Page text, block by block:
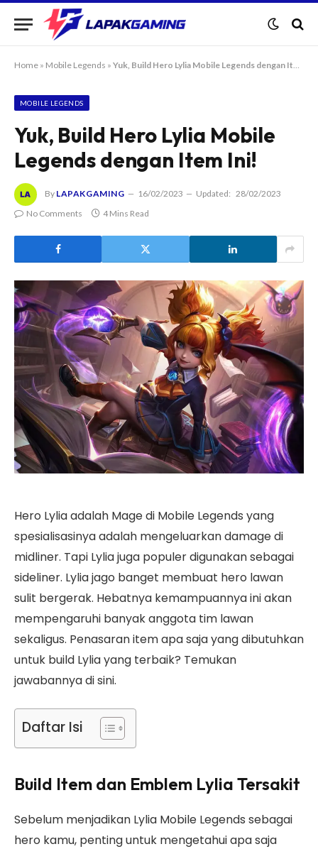
Home » Mobile Legends » Yuk, Build Hero Lylia Mobile Legends dengan Item Ini!
MOBILE LEGENDS
Yuk, Build Hero Lylia Mobile
Legends dengan Item Ini!
By LAPAKGAMING 16/02/2023 Updated: 28/02/2023
No Comments
4 Mins Read
Hero Lylia adalah Mage di Mobile Legends yang
spesialisasinya adalah mengeluarkan damage di
midliner. Tapi Lylia juga populer digunakan sebagai
sideliner. Lylia jago banget membuat hero lawan
sulit bergerak. Hebatnya kemampuannya ini akan
mempengaruhi banyak anggota tim lawan
sekaligus. Penasaran item apa saja yang dibutuhkan
untuk build Lylia yang terbaik? Temukan
jawabannya di sini.
Daftar Isi
Build Item dan Emblem Lylia Tersakit
Sebelum menjadikan Lylia Mobile Legends sebagai
hero kamu, penting untuk mengetahui apa saja